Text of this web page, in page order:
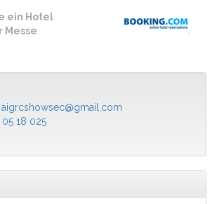
ein Hotel
Messe
aigrcshowsec@gmail.com
05 18 025